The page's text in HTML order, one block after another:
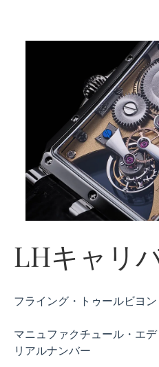
LHキャリ
フライング・トゥールビヨン
マニュファクチュール・エ
リアルナンバー